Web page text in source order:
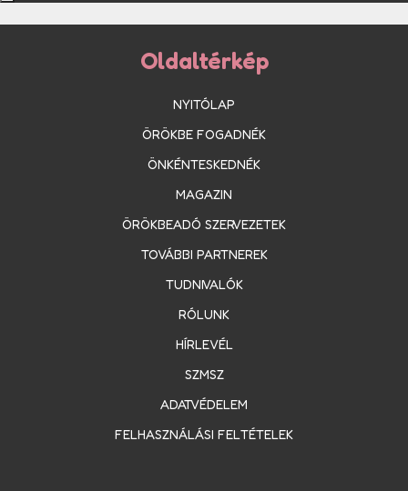
Oldaltérkép
NYITÓLAP
ÖRÖKBE FOGADNÉK
ÖNKÉNTESKEDNÉK
MAGAZIN
ÖRÖKBEADÓ SZERVEZETEK
TOVÁBBI PARTNEREK
TUDNIVALÓK
RÓLUNK
HÍRLEVÉL
SZMSZ
ADATVÉDELEM
FELHASZNÁLÁSI FELTÉTELEK